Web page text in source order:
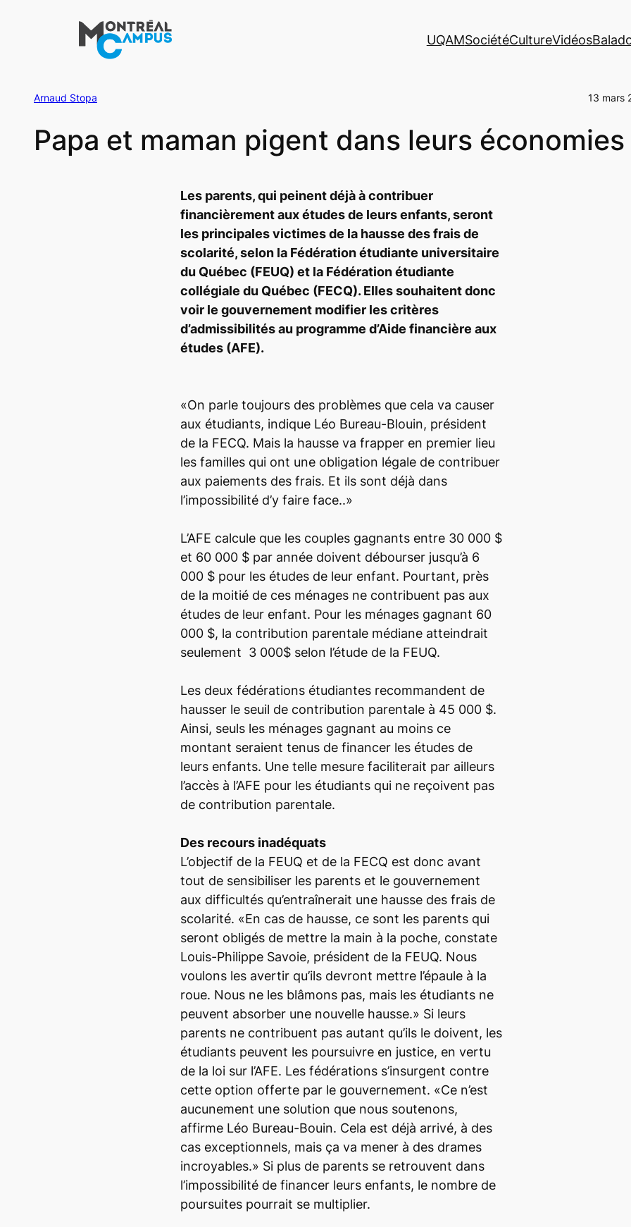
UQAMSociétéCultureVidéos
Arnaud Stopa 13 mars
Papa et maman pigent dans leurs économies
Les parents, qui peinent déjà à contribuer
financièrement aux études de leurs enfants, seront
les principales victimes de la hausse des frais de
scolarité, selon la Fédération étudiante universitaire
du Québec (FEUQ) et la Fédération étudiante
collégiale du Québec (FECQ). Elles souhaitent donc
voir le gouvernement modifier les critères
d’admissibilités au programme d’Aide financière aux
études (AFE).
«On parle toujours des problèmes que cela va causer
aux étudiants, indique Léo Bureau-Blouin, président
de la FECQ. Mais la hausse va frapper en premier lieu
les familles qui ont une obligation légale de contribuer
aux paiements des frais. Et ils sont déjà dans
l’impossibilité d’y faire face..»
L’AFE calcule que les couples gagnants entre 30 000 $
et 60 000 $ par année doivent débourser jusqu’à 6
000 $ pour les études de leur enfant. Pourtant, près
de la moitié de ces ménages ne contribuent pas aux
études de leur enfant. Pour les ménages gagnant 60
000 $, la contribution parentale médiane atteindrait
seulement 3 000$ selon l’étude de la FEUQ.
Les deux fédérations étudiantes recommandent de
hausser le seuil de contribution parentale à 45 000 $.
Ainsi, seuls les ménages gagnant au moins ce
montant seraient tenus de financer les études de
leurs enfants. Une telle mesure faciliterait par ailleurs
l’accès à l’AFE pour les étudiants qui ne reçoivent pas
de contribution parentale.
Des recours inadéquats
L’objectif de la FEUQ et de la FECQ est donc avant
tout de sensibiliser les parents et le gouvernement
aux difficultés qu’entraînerait une hausse des frais de
scolarité. «En cas de hausse, ce sont les parents qui
seront obligés de mettre la main à la poche, constate
Louis-Philippe Savoie, président de la FEUQ. Nous
voulons les avertir qu’ils devront mettre l’épaule à la
roue. Nous ne les blâmons pas, mais les étudiants ne
peuvent absorber une nouvelle hausse.» Si leurs
parents ne contribuent pas autant qu’ils le doivent, les
étudiants peuvent les poursuivre en justice, en vertu
de la loi sur l’AFE. Les fédérations s’insurgent contre
cette option offerte par le gouvernement. «Ce n’est
aucunement une solution que nous soutenons,
affirme Léo Bureau-Bouin. Cela est déjà arrivé, à des
cas exceptionnels, mais ça va mener à des drames
incroyables.» Si plus de parents se retrouvent dans
l’impossibilité de financer leurs enfants, le nombre de
poursuites pourrait se multiplier.